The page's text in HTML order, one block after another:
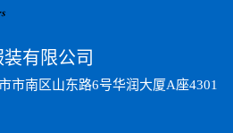
有限公司
市南区山东路6号华润大厦A座4301